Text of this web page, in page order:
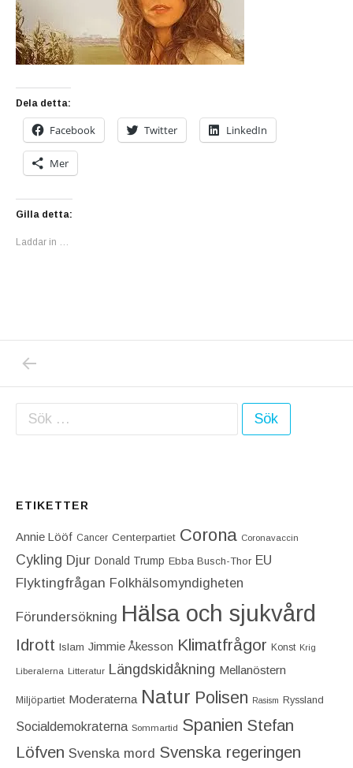
Dela detta:
Facebook Twitter LinkedIn
Mer
Gilla detta:
Laddar in …
Inläggsnavigering
Sök efter:
ETIKETTER
Annie Lööf Cancer Centerpartiet‎ Corona Coronavaccin
Cykling Djur Donald Trump Ebba Busch-Thor EU
Flyktingfrågan Folkhälsomyndigheten
Förundersökning Hälsa och sjukvård
Idrott Islam Jimmie Åkesson Klimatfrågor Konst Krig
Liberalerna Litteratur Längdskidåkning Mellanöstern
Miljöpartiet Moderaterna Natur Polisen Rasism Ryssland
Socialdemokraterna Sommartid Spanien Stefan
Löfven Svenska mord Svenska regeringen